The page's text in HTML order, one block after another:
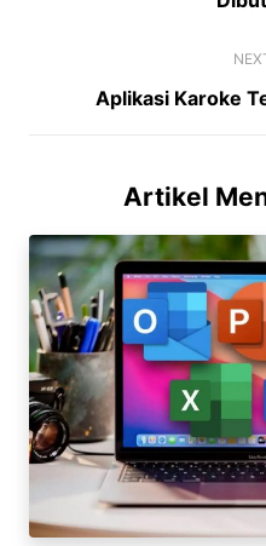
Next
Aplikasi Karoke
Artikel